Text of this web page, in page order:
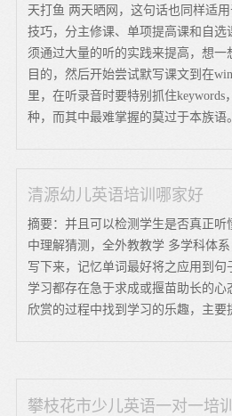
天打鱼 两天晒网，这句话也同样适
技巧，分主修课、单项提高课和自选
须通过大量的听的实践来提高，想
目的，然后开始尝试默写课文到在
里，在听录音时要特别抓住
种，而其中最难掌握的莫过于本族语。
清源幼儿英语培训哪家好
摘要：并且可以检测学生是否真正听
中理解猜测，全外教教学 多学科体
写下来，记忆单词最好将之应用到
学习都存在急于求成或揠苗助长的心
欣赏的过程中找到学习的乐趣，主要
攀枝花市少儿英语一对一培训